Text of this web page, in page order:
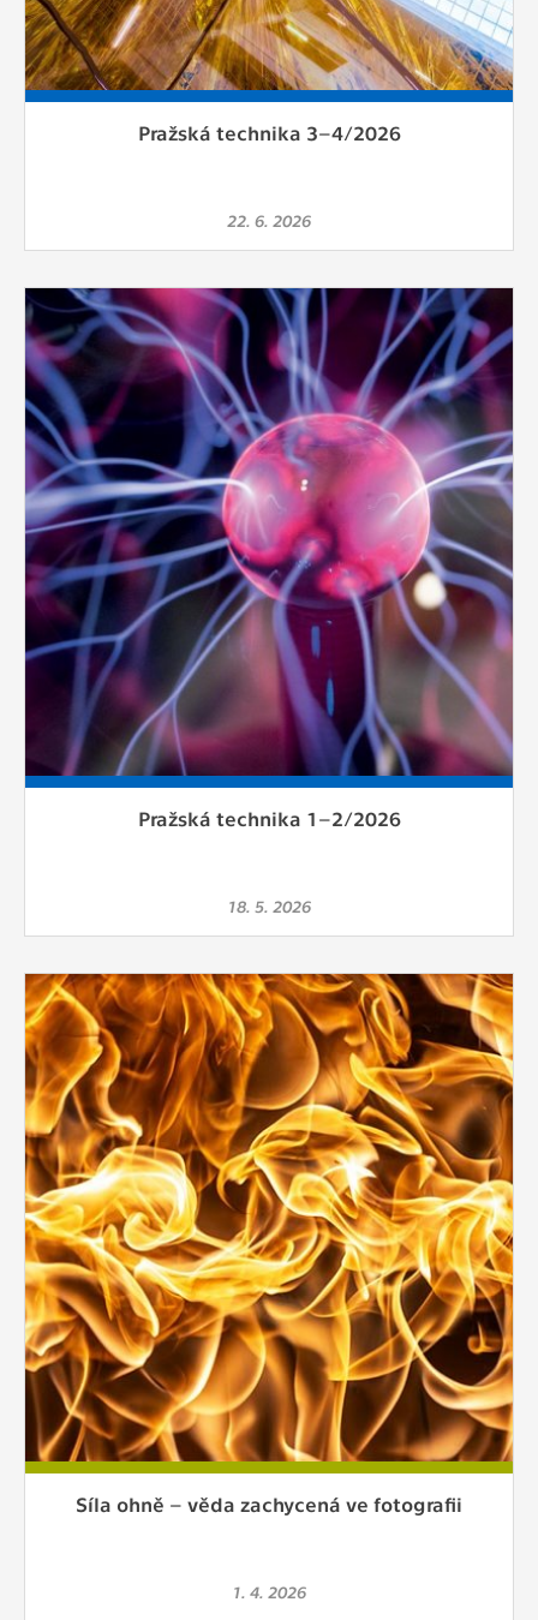
Pražská technika 3–4/2026
22. 6. 2026
Pražská technika 1–2/2026
18. 5. 2026
Síla ohně – věda zachycená ve fotografii
1. 4. 2026